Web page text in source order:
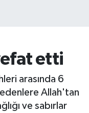
etti
arasında 6
Allah'tan
ve sabırlar